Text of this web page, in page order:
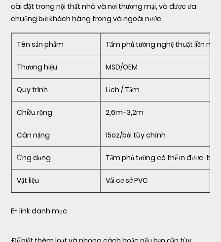
cài đặt trong nội thất nhà và nơi thương mại, và được ưa
chuộng bởi khách hàng trong và ngoài nước.
Tên sản phẩm Tấm phủ tường nghệ thuật liền
Thương hiệu MSD/OEM
Quy trình Lịch / Tấm
Chiều rộng 2,6m-3,2m
Cân nặng 15oz/bởi tùy chỉnh
Ứng dụng Tấm phủ tường có thể in được,
Vật liệu Vải cơ sở PVC
E-link danh mục